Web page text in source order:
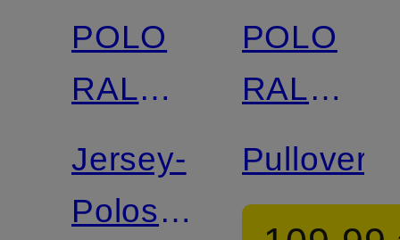
POLO
RALPH
LAUREN
Jersey-
Poloshirt
POLO
RALPH
LAUREN
Pullover